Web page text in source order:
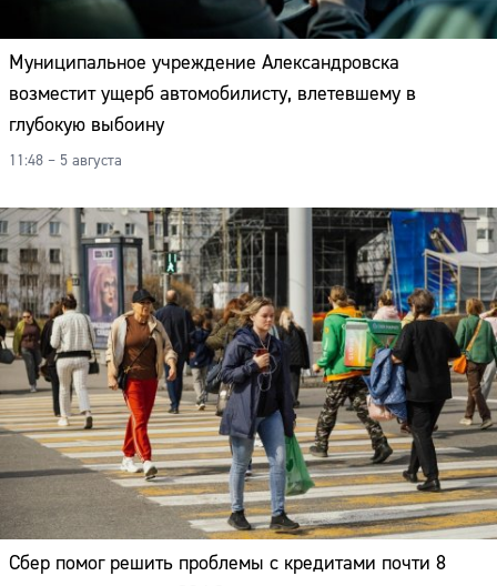
Муниципальное учреждение Александровска
возместит ущерб автомобилисту, влетевшему в
глубокую выбоину
11:48 – 5 августа
Сбер помог решить проблемы с кредитами почти 8